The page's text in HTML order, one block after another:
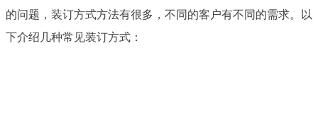
的问题，装订方式方法有很多，不同的客户有不同的需求。以
下介绍几种常见装订方式：